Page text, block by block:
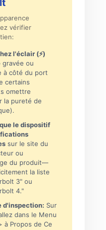
vérifier
l'éclair (⚡)
gravée ou
à côté du port
certains
omettre
la pureté de
le dispositif
sur le site du
ou
du produit—
la liste
3" ou
4."
d'inspection: Sur
dans le Menu
à Propos de Ce